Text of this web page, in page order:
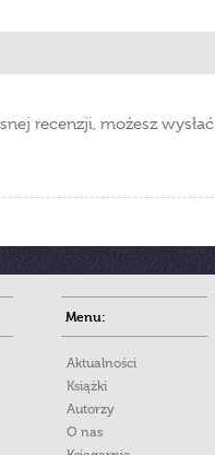
recenzji, możesz
Menu:
Aktualności
Książki
Autorzy
O nas